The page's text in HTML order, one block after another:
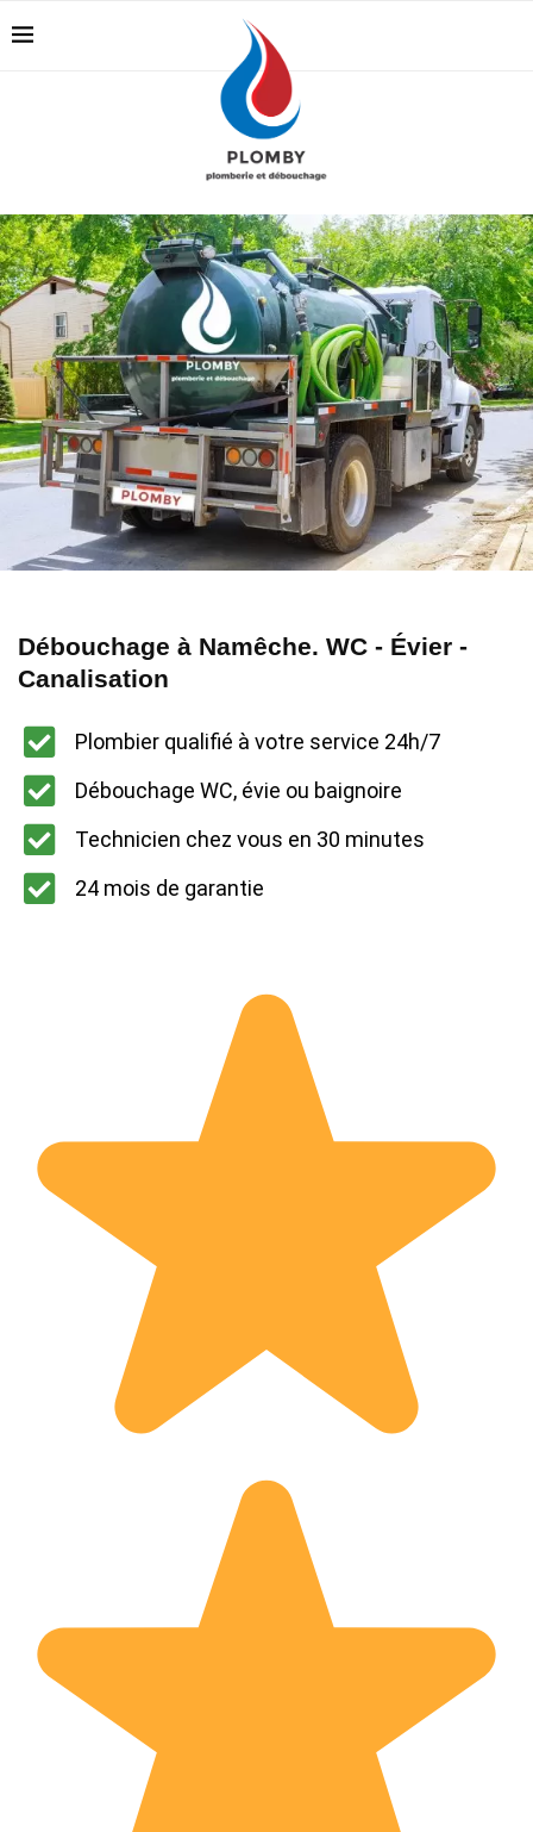
Débouchage à Namêche. WC - Évier -
Canalisation
Plombier qualifié à votre service 24h/7
Débouchage WC, évie ou baignoire
Technicien chez vous en 30 minutes
24 mois de garantie